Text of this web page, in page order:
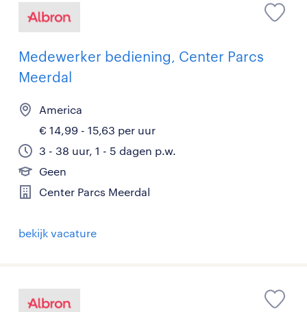
Medewerker bediening, Center Parcs
Meerdal
America
€ 14,99 - 15,63 per uur
3 - 38 uur, 1 - 5 dagen p.w.
Geen
Center Parcs Meerdal
bekijk vacature